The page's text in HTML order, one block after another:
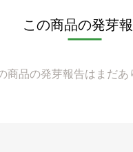
この商品の発芽
商品の発芽報告はまだあ